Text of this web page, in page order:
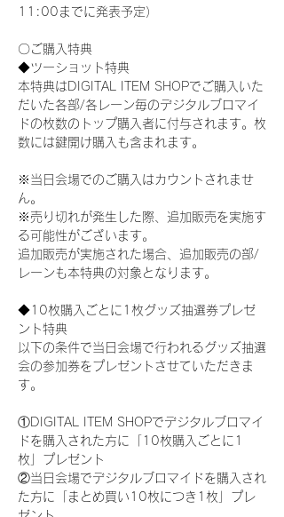
11:00までに発表予定）
〇ご購入特典
◆ツーショット特典
本特典はDIGITAL ITEM SHOPでご購入いた
だいた各部/各レーン毎のデジタルブロマイ
ドの枚数のトップ購入者に付与されます。枚
数には鍵開け購入も含まれます。
※当日会場でのご購入はカウントされませ
ん。
※売り切れが発生した際、追加販売を実施す
る可能性がございます。
追加販売が実施された場合、追加販売の部/
レーンも本特典の対象となります。
◆10枚購入ごとに1枚グッズ抽選券プレゼ
ント特典
以下の条件で当日会場で行われるグッズ抽選
会の参加券をプレゼントさせていただきま
す。
①DIGITAL ITEM SHOPでデジタルブロマイ
ドを購入された方に「10枚購入ごとに1
枚」プレゼント
②当日会場でデジタルブロマイドを購入され
た方に「まとめ買い10枚につき1枚」プレ